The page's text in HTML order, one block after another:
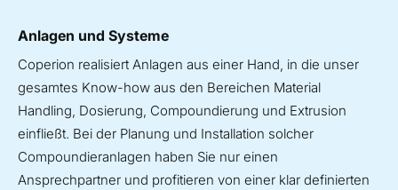
Anlagen und Systeme
Coperion realisiert Anlagen aus einer Hand, in die unser
gesamtes Know-how aus den Bereichen Material
Handling, Dosierung, Compoundierung und Extrusion
einfließt. Bei der Planung und Installation solcher
Compoundieranlagen haben Sie nur einen
Ansprechpartner und profitieren von einer klar definierten